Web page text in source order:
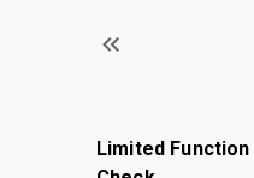
Limited Function